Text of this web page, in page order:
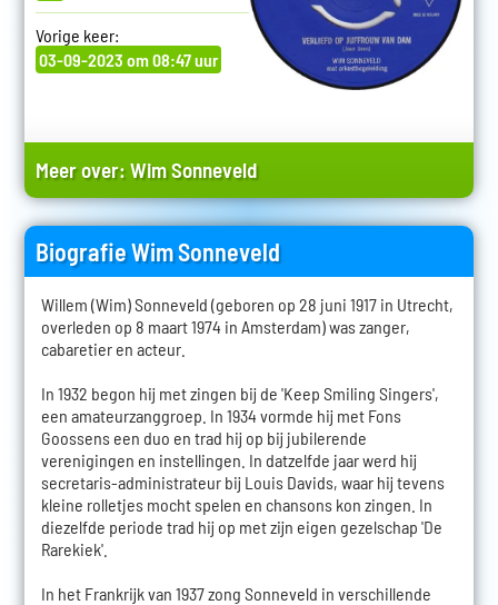
Vorige keer:
03-09-2023 om 08:47 uur
Meer over:Wim Sonneveld
Biografie Wim Sonneveld
Willem (Wim) Sonneveld (geboren op 28 juni 1917 in Utrecht,
overleden op 8 maart 1974 in Amsterdam) was zanger,
cabaretier en acteur.
In 1932 begon hij met zingen bij de 'Keep Smiling Singers',
een amateurzanggroep. In 1934 vormde hij met Fons
Goossens een duo en trad hij op bij jubilerende
verenigingen en instellingen. In datzelfde jaar werd hij
secretaris-administrateur bij Louis Davids, waar hij tevens
kleine rolletjes mocht spelen en chansons kon zingen. In
diezelfde periode trad hij op met zijn eigen gezelschap 'De
Rarekiek'.
In het Frankrijk van 1937 zong Sonneveld in verschillende